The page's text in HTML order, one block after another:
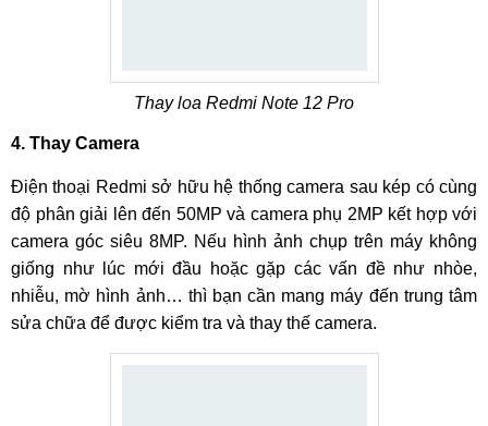
Thay loa Redmi Note 12 Pro
4. Thay Camera
Điện thoại Redmi sở hữu hệ thống camera sau kép có cùng
độ phân giải lên đến 50MP và camera phụ 2MP kết hợp với
camera góc siêu 8MP. Nếu hình ảnh chụp trên máy không
giống như lúc mới đầu hoặc gặp các vấn đề như nhòe,
nhiễu, mờ hình ảnh… thì bạn cần mang máy đến trung tâm
sửa chữa để được kiểm tra và thay thế camera.